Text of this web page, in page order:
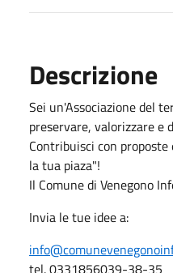
Descrizione
Sei un'Associazione del
preservare, valorizzare e
Contribuisci con
la tua piaza"!
Il Comune di Venegono
Invia le tue idee a:
tel. 0331856039-38-35